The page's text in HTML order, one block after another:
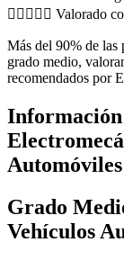
     Valorado
Más del 90% de las
grado medio,
recomendados por
Información
Grado
Vehículos